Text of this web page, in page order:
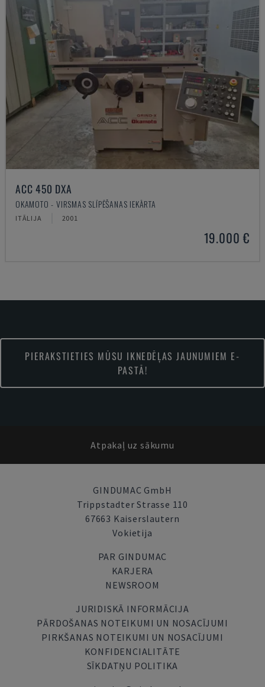
ACC 450 DXA
OKAMOTO - VIRSMAS SLĪPĒŠANAS IEKĀRTA
ITĀLIJA 2001
19.000 €
PIERAKSTIETIES MŪSU IKNEDĒĻAS JAUNUMIEM E-
PASTĀ!
Atpakaļ uz sākumu
GINDUMAC GmbH
Trippstadter Strasse 110
67663 Kaiserslautern
Vokietija
PAR GINDUMAC
KARJERA
NEWSROOM
JURIDISKĀ INFORMĀCIJA
PĀRDOŠANAS NOTEIKUMI UN NOSACĪJUMI
PIRKŠANAS NOTEIKUMI UN NOSACĪJUMI
KONFIDENCIALITĀTE
SĪKDATŅU POLITIKA